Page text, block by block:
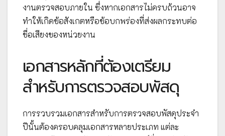
งานตรวจสอบภายใน ซึ่งหากเอกสารไม่ครบถ้วนอาจ
ทำให้เกิดข้อสังเกตหรือข้อบกพร่องที่ส่งผลกระทบต่อ
ชื่อเสียงของหน่วยงาน
เอกสารหลักที่ต้องเตรียม
สำหรับการตรวจสอบพัสดุ
การรวบรวมเอกสารสำหรับการตรวจสอบพัสดุประจำ
ปีนั้นต้องครอบคลุมเอกสารหลายประเภท แต่ละ